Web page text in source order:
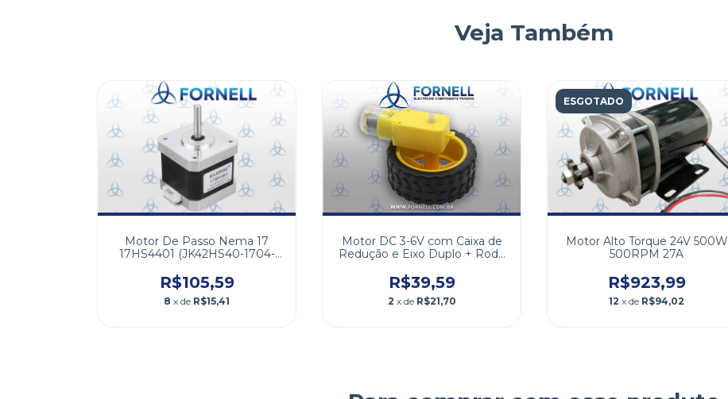
Veja Também
Motor De Passo Nema 17
17HS4401 (JK42HS40-1704-
R$105,59
8 x de R$15,41
Motor DC 3-6V com Caixa de
Redução e Eixo Duplo + Roda
R$39,59
2 x de R$21,70
ESGOTADO
Motor Alto Torque 24V 500W
500RPM 27A
R$923,99
12 x de R$94,02